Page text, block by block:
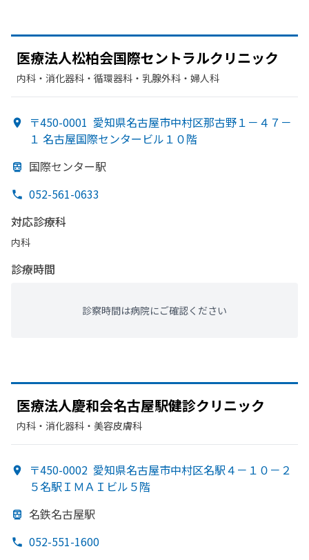
医療法人松柏会国際セントラルクリニック
内科・​消化器科・​循環器科・​乳腺外科・​婦人科
〒450-0001 愛知県名古屋市中村区那古野１－４７－
１ 名古屋国際センタービル１０階
国際センター駅
052-561-0633
対応診療科
内科
診療時間
診察時間は病院にご確認ください
医療法人慶和会名古屋駅健診クリニック
内科・​消化器科・​美容皮膚科
〒450-0002 愛知県名古屋市中村区名駅４－１０－２
５名駅ＩＭＡＩビル５階
名鉄名古屋駅
052-551-1600